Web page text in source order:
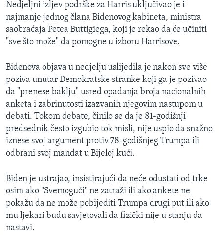
Nedjeljni izljev podrške za Harris uključivao je i
najmanje jednog člana Bidenovog kabineta, ministra
saobraćaja Petea Buttigiega, koji je rekao da će učiniti
"sve što može" da pomogne u izboru Harrisove.
Bidenova objava u nedjelju uslijedila je nakon sve više
poziva unutar Demokratske stranke koji ga je pozivao
da "prenese baklju" usred opadanja broja nacionalnih
anketa i zabrinutosti izazvanih njegovim nastupom u
debati. Tokom debate, činilo se da je 81-godišnji
predsednik često izgubio tok misli, nije uspio da snažno
iznese svoj argument protiv 78-godišnjeg Trumpa ili
odbrani svoj mandat u Bijeloj kući.
Biden je ustrajao, insistirajući da neće odustati od trke
osim ako "Svemogući" ne zatraži ili ako ankete ne
pokažu da ne može pobijediti Trumpa drugi put ili ako
mu ljekari budu savjetovali da fizički nije u stanju da
nastavi.